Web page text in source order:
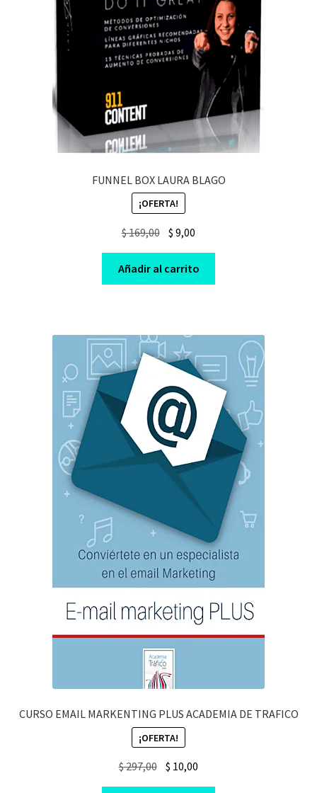
FUNNEL BOX LAURA BLAGO
¡OFERTA!
$169,00 Original
price
was:
$ 169,00.
$ 9,00
price
is:
$ 9,00.
Añadir al carrito
CURSO EMAIL MARKENTING PLUS ACADEMIA DE TRAFICO
¡OFERTA!
$297,00 Original
price
$ 10,00
price